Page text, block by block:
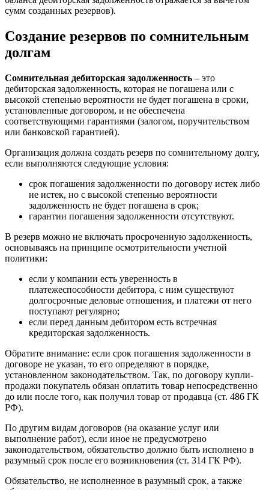
сумм созданных резервов).
Создание резервов по сомнительным
долгам
Сомнительная дебиторская задолженность – это
дебиторская задолженность, которая не погашена или с
высокой степенью вероятности не будет погашена в сроки,
установленные договором, и не обеспечена
соответствующими гарантиями (залогом, поручительством
или банковской гарантией).
Организация должна создать резерв по сомнительному долгу,
если выполняются следующие условия:
срок погашения задолженности по договору истек либо
не истек, но с высокой степенью вероятности
задолженность не будет погашена в срок;
гарантии погашения задолженности отсутствуют.
В резерв можно не включать просроченную задолженность,
основываясь на принципе осмотрительности учетной
политики:
если у компании есть уверенность в
платежеспособности дебитора, с ним существуют
долгосрочные деловые отношения, и платежи от него
поступают регулярно;
если перед данным дебитором есть встречная
кредиторская задолженность.
Обратите внимание: если срок погашения задолженности в
договоре не указан, то его определяют в порядке,
установленном законодательством. Так, по договору купли-
продажи покупатель обязан оплатить товар непосредственно
до или после того, как получил товар от продавца (ст. 486 ГК
РФ).
По другим видам договоров (на оказание услуг или
выполнение работ), если иное не предусмотрено
законодательством, обязательство должно быть исполнено в
разумный срок после его возникновения (ст. 314 ГК РФ).
Обязательство, не исполненное в разумный срок, а также